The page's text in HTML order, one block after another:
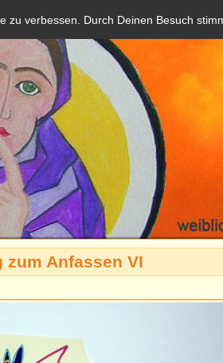
verbessen. Durch Deinen Besuch
Anfassen VI